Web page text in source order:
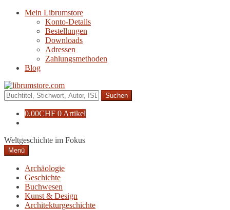
Navigation
Zum
Mein Librumstore
Konto-Details
Bestellungen
Downloads
Adressen
Zahlungsmethoden
Blog
Suche
nach:
0.00CHF 0 Artikel
Weltgeschichte im Fokus
Menü
Archäologie
Geschichte
Buchwesen
Kunst & Design
Architekturgeschichte